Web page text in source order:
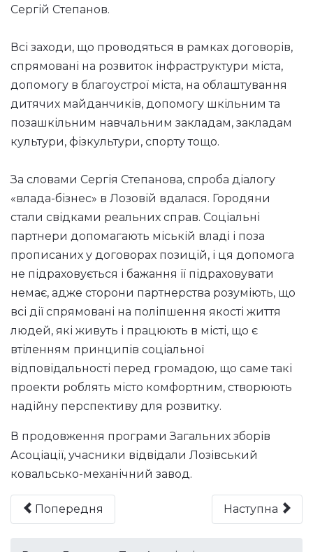
Сергій Степанов.
Всі заходи, що проводяться в рамках договорів,
спрямовані на розвиток інфраструктури міста,
допомогу в благоустрої міста, на облаштування
дитячих майданчиків, допомогу шкільним та
позашкільним навчальним закладам, закладам
культури, фізкультури, спорту тощо.
За словами Сергія Степанова, спроба діалогу
«влада-бізнес» в Лозовій вдалася. Городяни
стали свідками реальних справ. Соціальні
партнери допомагають міській владі і поза
прописаних у договорах позицій, і ця допомога
не підраховується і бажання її підраховувати
немає, адже сторони партнерства розуміють, що
всі дії спрямовані на поліпшення якості життя
людей, які живуть і працюють в місті, що є
втіленням принципів соціальної
відповідальності перед громадою, що саме такі
проекти роблять місто комфортним, створюють
надійну перспективу для розвитку.
В продовження програми Загальних зборів
Асоціації, учасники відвідали Лозівський
ковальсько-механічний завод.
Попередня Наступна